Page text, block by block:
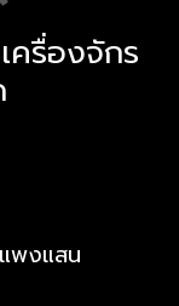
ครื่องจักร
พงแสน